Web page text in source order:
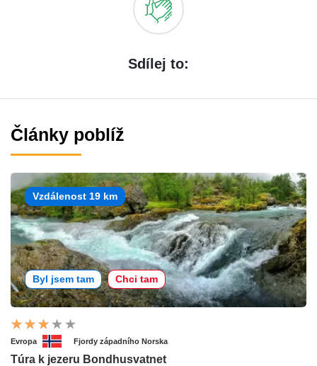
Sdílej to:
Články poblíž
Vzdálenost 19 km
Byl jsem tam Chci tam
Evropa Fjordy západního Norska
Túra k jezeru Bondhusvatnet